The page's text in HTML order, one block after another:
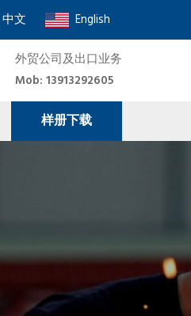
中文 English
外贸公司及出口业务
Mob: 13913292605
样册下载